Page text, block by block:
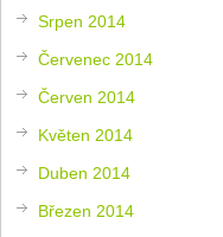
Srpen 2014
Červenec 2014
Červen 2014
Květen 2014
Duben 2014
Březen 2014